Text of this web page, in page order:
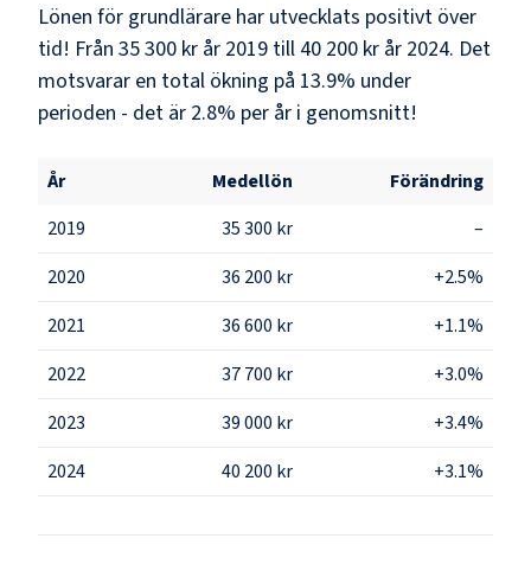
Lönen för grundlärare har utvecklats positivt över
tid! Från 35 300 kr år 2019 till 40 200 kr år 2024. Det
motsvarar en total ökning på 13.9% under
perioden - det är 2.8% per år i genomsnitt!
År Medellön
Förändring
2019
35 300 kr
–
2020
36 200 kr
+2.5%
2021
36 600 kr
+1.1%
2022
37 700 kr
+3.0%
2023
39 000 kr
+3.4%
2024
40 200 kr +3.1%